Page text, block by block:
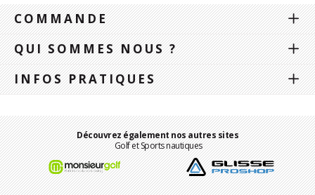
COMMANDE
QUI SOMMES NOUS ?
INFOS PRATIQUES
Découvrez également nos autres sites
Golf et Sports nautiques